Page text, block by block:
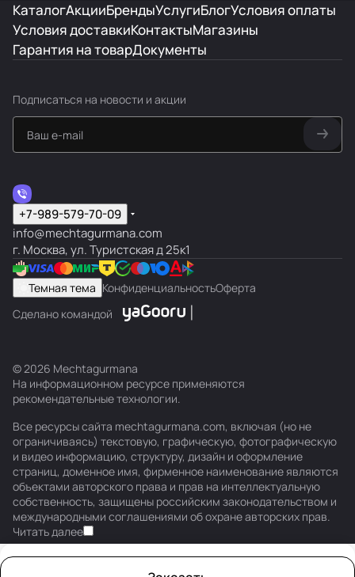
КаталогАкцииБрендыУслугиБлогУсловия оплаты
Условия доставкиКонтактыМагазины
Гарантия на товарДокументы
Подписаться на новости и акции
+7-989-579-70-09
info@mechtagurmana.com
г. Москва, ул. Туристская д 25к1
Темная тема КонфиденциальностьОферта
Сделано командой
© 2026 Mechtagurmana
На информационном ресурсе применяются
рекомендательные технологии.
Все ресурсы сайта mechtagurmana.com, включая (но не
ограничиваясь) текстовую, графическую, фотографическую
и видео информацию, структуру, дизайн и оформление
страниц, доменное имя, фирменное наименование являются
объектами авторского права и прав на интеллектуальную
собственность, защищены российским законодательством и
международными соглашениями об охране авторских прав.
Читать далее